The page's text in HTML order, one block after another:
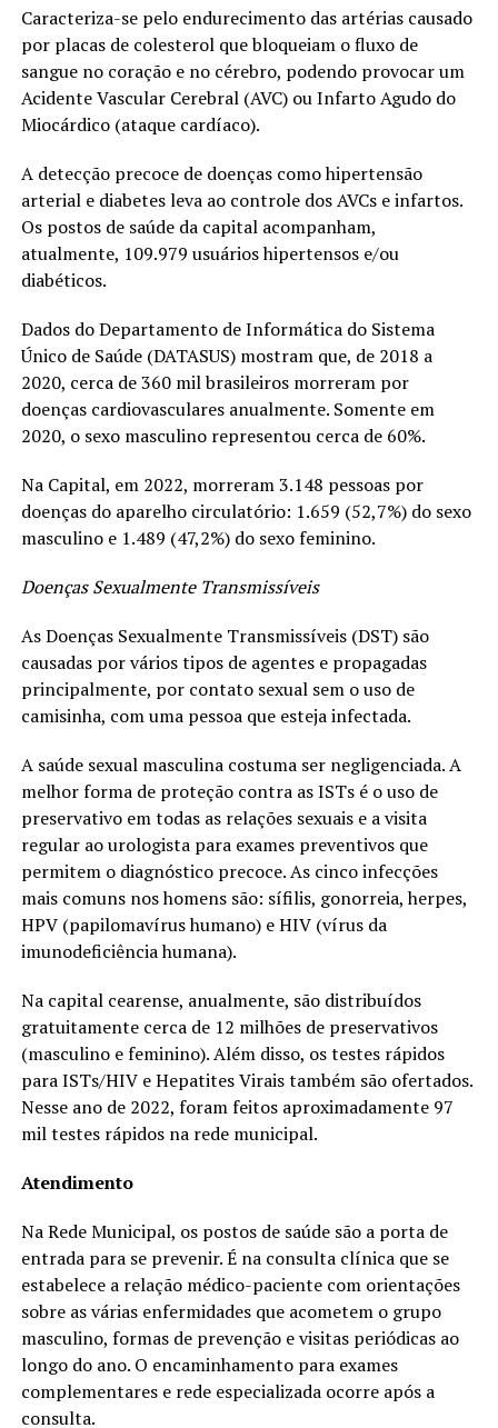
Caracteriza-se pelo endurecimento das artérias causado
por placas de colesterol que bloqueiam o fluxo de
sangue no coração e no cérebro, podendo provocar um
Acidente Vascular Cerebral (AVC) ou Infarto Agudo do
Miocárdico (ataque cardíaco).
A detecção precoce de doenças como hipertensão
arterial e diabetes leva ao controle dos AVCs e infartos.
Os postos de saúde da capital acompanham,
atualmente, 109.979 usuários hipertensos e/ou
diabéticos.
Dados do Departamento de Informática do Sistema
Único de Saúde (DATASUS) mostram que, de 2018 a
2020, cerca de 360 mil brasileiros morreram por
doenças cardiovasculares anualmente. Somente em
2020, o sexo masculino representou cerca de 60%.
Na Capital, em 2022, morreram 3.148 pessoas por
doenças do aparelho circulatório: 1.659 (52,7%) do sexo
masculino e 1.489 (47,2%) do sexo feminino.
Doenças Sexualmente Transmissíveis
As Doenças Sexualmente Transmissíveis (DST) são
causadas por vários tipos de agentes e propagadas
principalmente, por contato sexual sem o uso de
camisinha, com uma pessoa que esteja infectada.
A saúde sexual masculina costuma ser negligenciada. A
melhor forma de proteção contra as ISTs é o uso de
preservativo em todas as relações sexuais e a visita
regular ao urologista para exames preventivos que
permitem o diagnóstico precoce. As cinco infecções
mais comuns nos homens são: sífilis, gonorreia, herpes,
HPV (papilomavírus humano) e HIV (vírus da
imunodeficiência humana).
Na capital cearense, anualmente, são distribuídos
gratuitamente cerca de 12 milhões de preservativos
(masculino e feminino). Além disso, os testes rápidos
para ISTs/HIV e Hepatites Virais também são ofertados.
Nesse ano de 2022, foram feitos aproximadamente 97
mil testes rápidos na rede municipal.
Atendimento
Na Rede Municipal, os postos de saúde são a porta de
entrada para se prevenir. É na consulta clínica que se
estabelece a relação médico-paciente com orientações
sobre as várias enfermidades que acometem o grupo
masculino, formas de prevenção e visitas periódicas ao
longo do ano. O encaminhamento para exames
complementares e rede especializada ocorre após a
consulta.